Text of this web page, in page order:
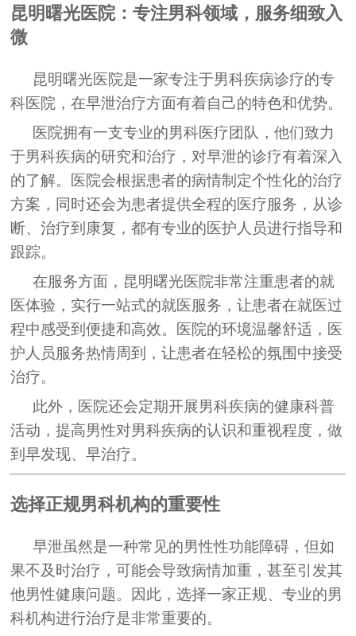
昆明曙光医院：专注男科领域，服务细致入
微
昆明曙光医院是一家专注于男科疾病诊疗的专
科医院，在早泄治疗方面有着自己的特色和优势。
医院拥有一支专业的男科医疗团队，他们致力
于男科疾病的研究和治疗，对早泄的诊疗有着深入
的了解。医院会根据患者的病情制定个性化的治疗
方案，同时还会为患者提供全程的医疗服务，从诊
断、治疗到康复，都有专业的医护人员进行指导和
跟踪。
在服务方面，昆明曙光医院非常注重患者的就
医体验，实行一站式的就医服务，让患者在就医过
程中感受到便捷和高效。医院的环境温馨舒适，医
护人员服务热情周到，让患者在轻松的氛围中接受
治疗。
此外，医院还会定期开展男科疾病的健康科普
活动，提高男性对男科疾病的认识和重视程度，做
到早发现、早治疗。
选择正规男科机构的重要性
早泄虽然是一种常见的男性性功能障碍，但如
果不及时治疗，可能会导致病情加重，甚至引发其
他男性健康问题。因此，选择一家正规、专业的男
科机构进行治疗是非常重要的。